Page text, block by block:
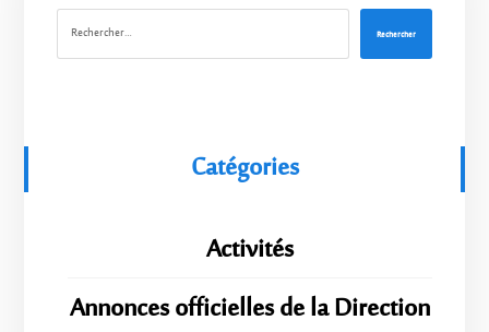
Rechercher
Catégories
Activités
Annonces officielles de la Direction